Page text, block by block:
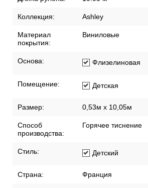
Коллекция: Ashley
Материал
покрытия:
Виниловые
Основа: Флизелиновая
Помещение: Детская
Размер: 0,53м x 10,05м
Способ
производства:
Горячее тиснение
Стиль: Детский
Страна: Франция